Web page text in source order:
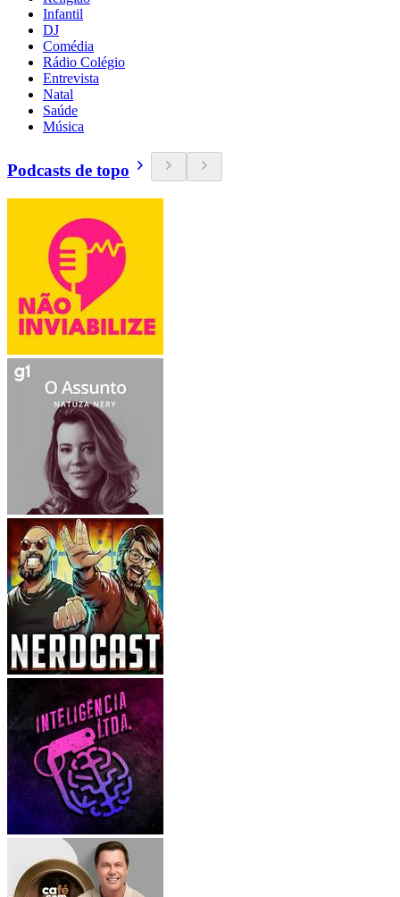
Infantil
DJ
Comédia
Rádio Colégio
Entrevista
Natal
Saúde
Música
Podcasts de topo